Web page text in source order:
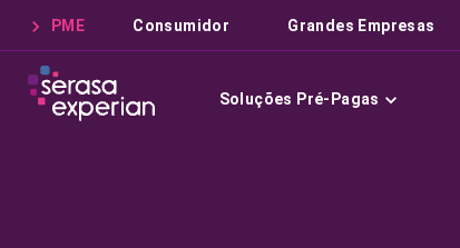
PME Consumidor Grandes Empresas
Soluções Pré-Pagas